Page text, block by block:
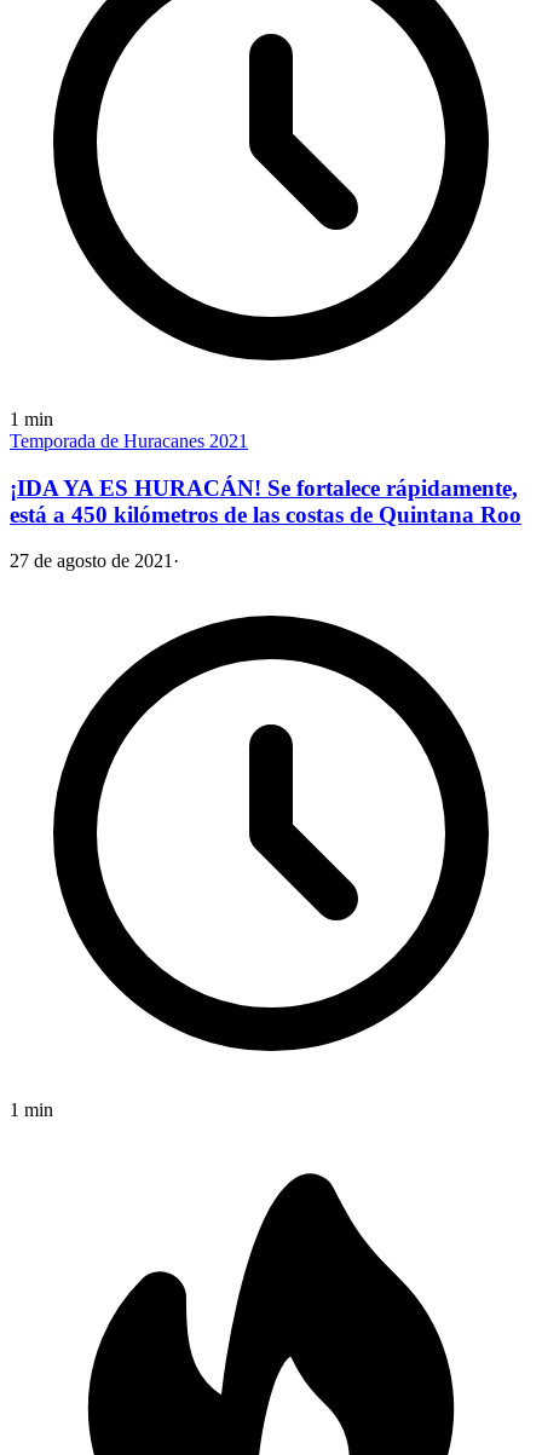
1 min
Temporada de Huracanes 2021
¡IDA YA ES HURACÁN! Se fortalece rápidamente,
está a 450 kilómetros de las costas de Quintana Roo
27 de agosto de 2021 ·
1 min